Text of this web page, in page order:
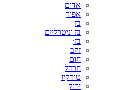
אדום
אפור
בז
בז וניטרליים
בז׳
זהב
חום
חרדל
טורקיז
ירוק